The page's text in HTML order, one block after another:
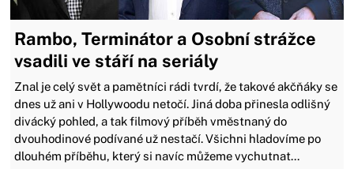
Rambo, Terminátor a Osobní strážce
vsadili ve stáří na seriály
Znal je celý svět a pamětníci rádi tvrdí, že takové akčňáky se
dnes už ani v Hollywoodu netočí. Jiná doba přinesla odlišný
divácký pohled, a tak filmový příběh vměstnaný do
dvouhodinové podívané už nestačí. Všichni hladovíme po
dlouhém příběhu, který si navíc můžeme vychutnat...